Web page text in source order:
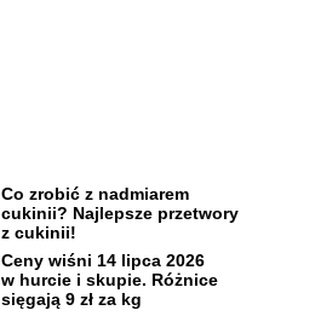
Co zrobić z nadmiarem
cukinii? Najlepsze przetwory
z cukinii!
Ceny wiśni 14 lipca 2026
w hurcie i skupie. Różnice
sięgają 9 zł za kg